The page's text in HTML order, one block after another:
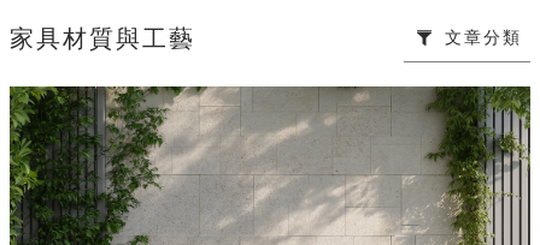
✨ 新・石尚主義！頂級石材家具震撼登場，搭配零重力電動沙發，
家具材質與工藝 文章分類